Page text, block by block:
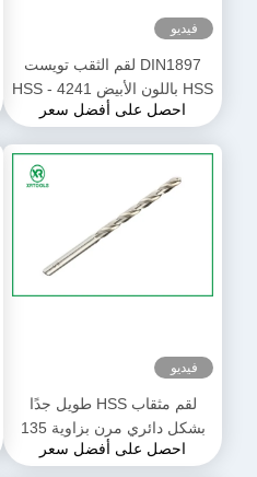
فيديو
DIN1897 لقم الثقب تويست
HSS باللون الأبيض HSS - 4241
مادة 60 - 66HRC صلابة
احصل على أفضل سعر
فيديو
لقم مثقاب HSS طويل جدًا
بشكل دائري مرن بزاوية 135
درجة لقم الثقب الكوبالت
احصل على أفضل سعر